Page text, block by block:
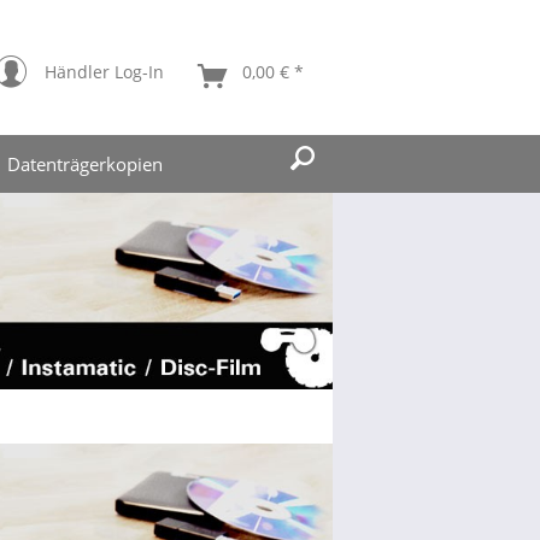
Händler Log-In 0,00 € *
Datenträgerkopien